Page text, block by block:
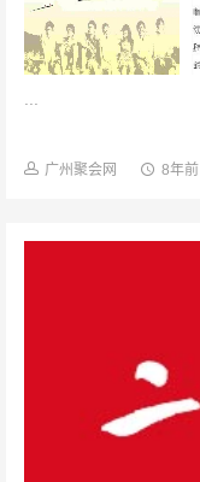
...
广州聚会网 8年前